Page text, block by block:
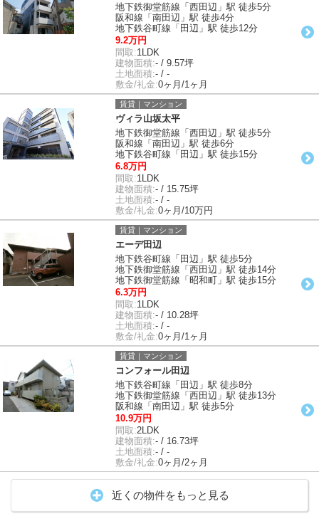
地下鉄御堂筋線「西田辺」駅 徒歩5分
阪和線「南田辺」駅 徒歩4分
地下鉄谷町線「田辺」駅 徒歩12分
9.2万円
間取:1LDK
建物面積:- / 9.57坪
土地面積:- / -
敷金/礼金:0ヶ月/1ヶ月
賃貸｜マンション
ヴィラ山坂太平
地下鉄御堂筋線「西田辺」駅 徒歩5分
阪和線「南田辺」駅 徒歩6分
地下鉄谷町線「田辺」駅 徒歩15分
6.8万円
間取:1LDK
建物面積:- / 15.75坪
土地面積:- / -
敷金/礼金:0ヶ月/10万円
賃貸｜マンション
エーデ田辺
地下鉄谷町線「田辺」駅 徒歩5分
地下鉄御堂筋線「西田辺」駅 徒歩14分
地下鉄御堂筋線「昭和町」駅 徒歩15分
6.3万円
間取:1LDK
建物面積:- / 10.28坪
土地面積:- / -
敷金/礼金:0ヶ月/1ヶ月
賃貸｜マンション
コンフォール田辺
地下鉄谷町線「田辺」駅 徒歩8分
地下鉄御堂筋線「西田辺」駅 徒歩13分
阪和線「南田辺」駅 徒歩5分
10.9万円
間取:2LDK
建物面積:- / 16.73坪
土地面積:- / -
敷金/礼金:0ヶ月/2ヶ月
近くの物件をもっと見る